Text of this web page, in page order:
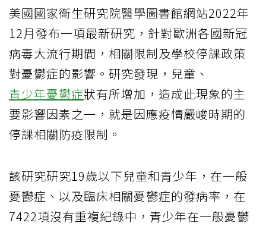
美國國家衛生研究院醫學圖書館網站2022年
12月發布一項最新研究，針對歐洲各國新冠
病毒大流行期間，相關限制及學校停課政策
對憂鬱症的影響。研究發現，兒童、
青少年憂鬱症狀有所增加，造成此現象的主
要影響因素之一，就是因應疫情嚴峻時期的
停課相關防疫限制。
該研究研究19歲以下兒童和青少年，在一般
憂鬱症、以及臨床相關憂鬱症的發病率，在
7422項沒有重複紀錄中，青少年在一般憂鬱